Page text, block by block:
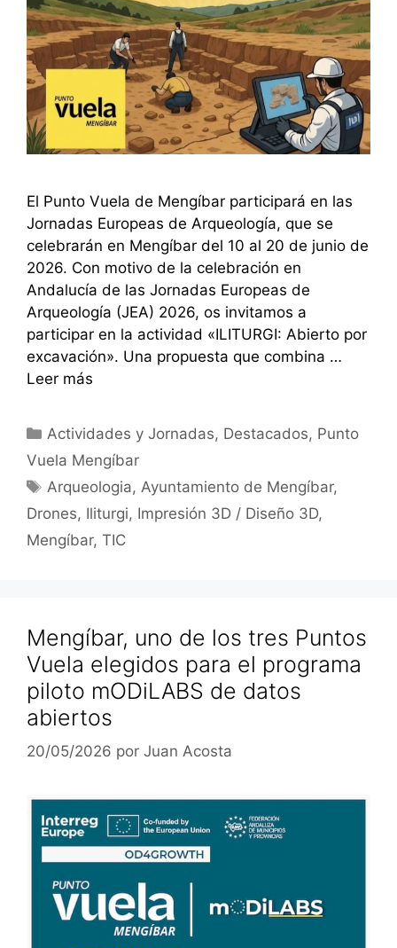
El Punto Vuela de Mengíbar participará en las
Jornadas Europeas de Arqueología, que se
celebrarán en Mengíbar del 10 al 20 de junio de
2026. Con motivo de la celebración en
Andalucía de las Jornadas Europeas de
Arqueología (JEA) 2026, os invitamos a
participar en la actividad «ILITURGI: Abierto por
excavación». Una propuesta que combina …
Leer más
Categorías
Actividades y Jornadas, Destacados, Punto
Vuela Mengíbar
Etiquetas
Arqueologia, Ayuntamiento de Mengíbar,
Drones, Iliturgi, Impresión 3D / Diseño 3D,
Mengíbar, TIC
Mengíbar, uno de los tres Puntos
Vuela elegidos para el programa
piloto mODiLABS de datos
abiertos
20/05/2026 por Juan Acosta